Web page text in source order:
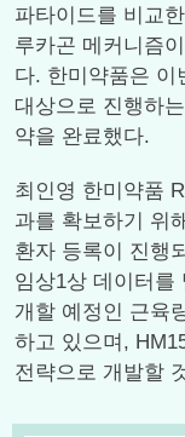
파타이드를 비교
루카곤 메커니즘
다. 한미약품은 이
대상으로 진행하
약을 완료했다.
최인영 한미약품
과를 확보하기 위
환자 등록이 진행
임상1상 데이터를
개할 예정인 근육
하고 있으며,
전략으로 개발할